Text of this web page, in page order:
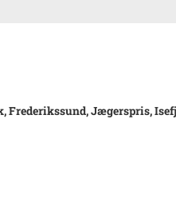
Frederikssund, Jægerspris,